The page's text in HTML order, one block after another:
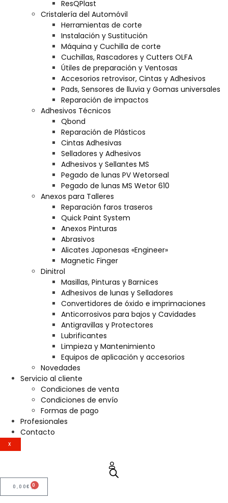
ResQPlast
Cristalería del Automóvil
Herramientas de corte
Instalación y Sustitución
Máquina y Cuchilla de corte
Cuchillas, Rascadores y Cutters OLFA
Útiles de preparación y Ventosas
Accesorios retrovisor, Cintas y Adhesivos
Pads, Sensores de lluvia y Gomas universales
Reparación de impactos
Adhesivos Técnicos
Qbond
Reparación de Plásticos
Cintas Adhesivas
Selladores y Adhesivos
Adhesivos y Sellantes MS
Pegado de lunas PV Wetorseal
Pegado de lunas MS Wetor 610
Anexos para Talleres
Reparación faros traseros
Quick Paint System
Anexos Pinturas
Abrasivos
Alicates Japonesas «Engineer»
Magnetic Finger
Dinitrol
Masillas, Pinturas y Barnices
Adhesivos de lunas y Selladores
Convertidores de óxido e imprimaciones
Anticorrosivos para bajos y Cavidades
Antigravillas y Protectores
Lubrificantes
Limpieza y Mantenimiento
Equipos de aplicación y accesorios
Novedades
Servicio al cliente
Condiciones de venta
Condiciones de envío
Formas de pago
Profesionales
Contacto
X
0,00€ 0